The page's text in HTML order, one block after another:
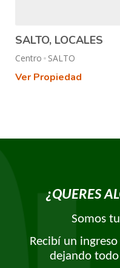
SALTO, LOCALES
Centro SALTO
Ver Propiedad
¿QUERES
Somos
Recibí un
dejando